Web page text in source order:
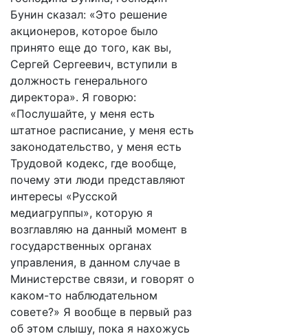
Бунин сказал: «Это решение
акционеров, которое было
принято еще до того, как вы,
Сергей Сергеевич, вступили в
должность генерального
директора». Я говорю:
«Послушайте, у меня есть
штатное расписание, у меня есть
законодательство, у меня есть
Трудовой кодекс, где вообще,
почему эти люди представляют
интересы «Русской
медиагруппы», которую я
возглавляю на данный момент в
государственных органах
управления, в данном случае в
Министерстве связи, и говорят о
каком-то наблюдательном
совете?» Я вообще в первый раз
об этом слышу, пока я нахожусь